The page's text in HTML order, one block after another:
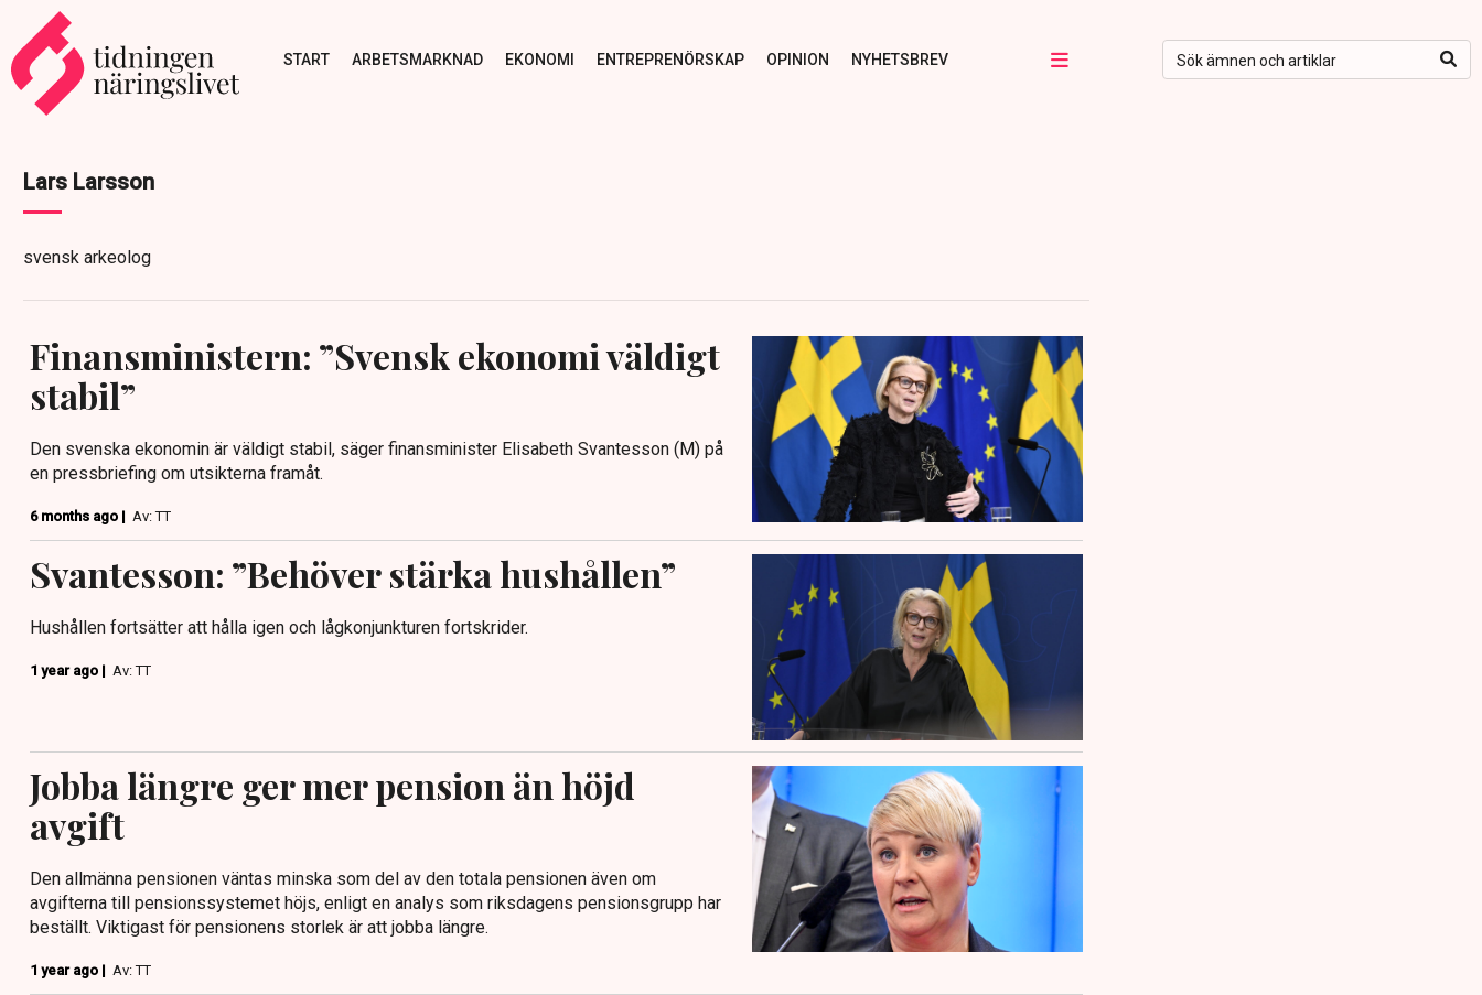
START ARBETSMARKNAD EKONOMI ENTREPRENÖRSKAP OPINION NYHETSBREV
Lars Larsson
svensk arkeolog
Finansministern: ”Svensk ekonomi väldigt
stabil”
Den svenska ekonomin är väldigt stabil, säger finansminister Elisabeth Svantesson (M) på
en pressbriefing om utsikterna framåt.
6 months ago | Av: TT
Svantesson: ”Behöver stärka hushållen”
Hushållen fortsätter att hålla igen och lågkonjunkturen fortskrider.
1 year ago | Av: TT
Jobba längre ger mer pension än höjd
avgift
Den allmänna pensionen väntas minska som del av den totala pensionen även om
avgifterna till pensionssystemet höjs, enligt en analys som riksdagens pensionsgrupp har
beställt. Viktigast för pensionens storlek är att jobba längre.
1 year ago | Av: TT